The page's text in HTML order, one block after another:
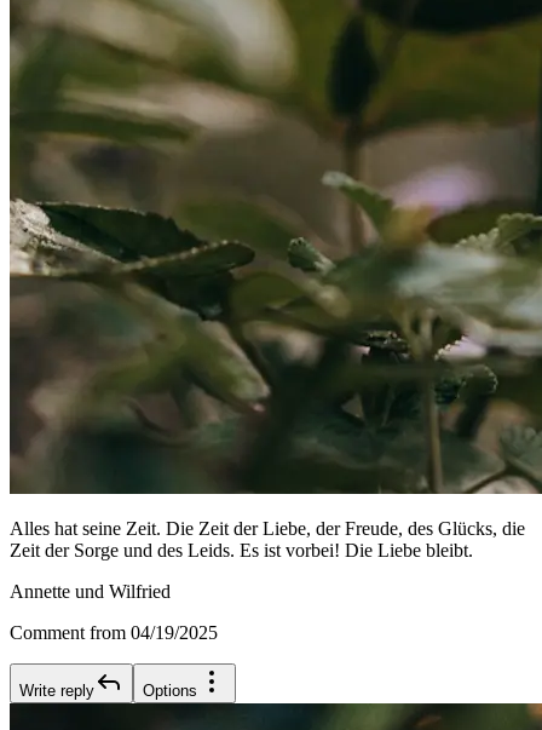
Alles hat seine Zeit. Die Zeit der Liebe, der Freude, des Glücks, die
Zeit der Sorge und des Leids. Es ist vorbei! Die Liebe bleibt.
Annette und Wilfried
Comment from 04/19/2025
Write reply Options